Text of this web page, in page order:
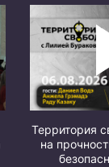
Территория
на